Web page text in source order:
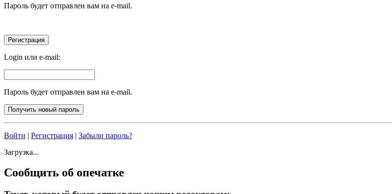
Пароль будет отправлен вам на e-mail.
Login или e-mail:
Пароль будет отправлен вам на e-mail.
Войти | Регистрация | Забыли пароль?
Загрузка...
Сообщить об опечатке